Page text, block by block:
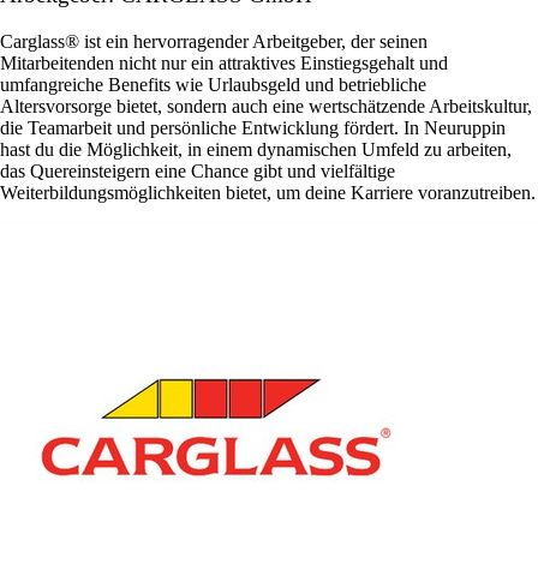
Carglass® ist ein hervorragender Arbeitgeber, der seinen
Mitarbeitenden nicht nur ein attraktives Einstiegsgehalt und
umfangreiche Benefits wie Urlaubsgeld und betriebliche
Altersvorsorge bietet, sondern auch eine wertschätzende Arbeitskultur,
die Teamarbeit und persönliche Entwicklung fördert. In Neuruppin
hast du die Möglichkeit, in einem dynamischen Umfeld zu arbeiten,
das Quereinsteigern eine Chance gibt und vielfältige
Weiterbildungsmöglichkeiten bietet, um deine Karriere voranzutreiben.